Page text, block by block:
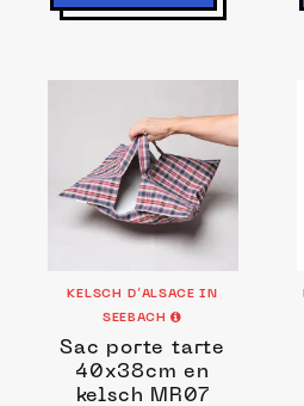
KELSCH D’ALSACE IN
SEEBACH
Sac porte tarte
40x38cm en
kelsch MR07